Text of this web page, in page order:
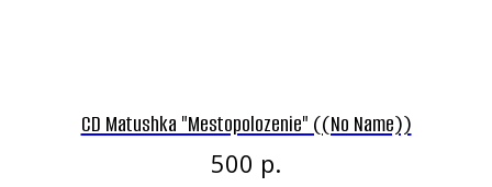
CD Matushka "Mestopolozenie" ((No Name))
500 р.